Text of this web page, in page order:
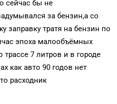
сейчас бы не
за бензин,а со
заправку тратя на бензин по
эпоха малообъёмных
7 литров и в городе
как авто 90 годов нет
расходник